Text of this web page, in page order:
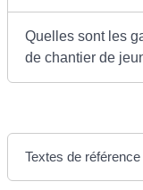
Quelles sont les
de chantier de
Textes de référence